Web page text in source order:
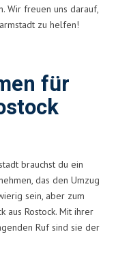
Wir freuen uns darauf,
zu helfen!
für
brauchst du ein
das den Umzug
sein, aber zum
aus Rostock. Mit ihrer
Ruf sind sie der